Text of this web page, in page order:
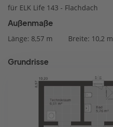
für ELK Life 143 - Flachdach
Außenmaße
Länge: 8,57 m Breite: 10,2 m
Grundrisse